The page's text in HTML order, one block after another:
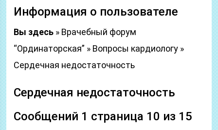
Информация о пользователе
Вы здесь » Врачебный форум
“Ординаторская” » Вопросы кардиологу »
Сердечная недостаточность
Сердечная недостаточность
Сообщений 1 страница 10 из 15